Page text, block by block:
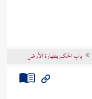
باب الحكم بطهارة الأرض